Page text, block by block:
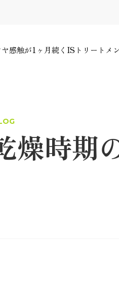
ヤ感触が1ヶ月続くISトリートメ
時期